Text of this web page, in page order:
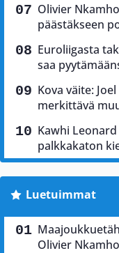
Olivier
päästäkseen
Euroliigasta
saa
Kova väite:
merkittävä
Kawhi
palkkakaton
Luetuimmat
Olivier